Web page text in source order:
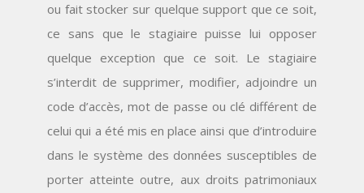
ou fait stocker sur quelque support que ce soit,
ce sans que le stagiaire puisse lui opposer
quelque exception que ce soit. Le stagiaire
s’interdit de supprimer, modifier, adjoindre un
code d’accès, mot de passe ou clé différent de
celui qui a été mis en place ainsi que d’introduire
dans le système des données susceptibles de
porter atteinte outre, aux droits patrimoniaux